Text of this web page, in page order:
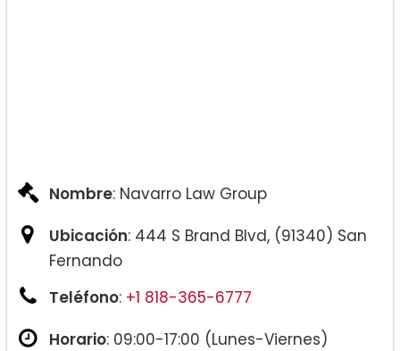
Nombre: Navarro Law Group
Ubicación: 444 S Brand Blvd, (91340) San
Fernando
Teléfono: +1 818-365-6777
Horario: 09:00-17:00 (Lunes-Viernes)